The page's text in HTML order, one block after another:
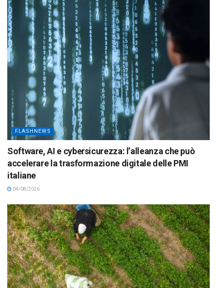
FLASHNEWS
Software, AI e cybersicurezza: l’alleanza che può
accelerare la trasformazione digitale delle PMI
italiane
04/08/2026